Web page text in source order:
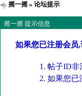
摇一摇» 论坛提示
摇一摇 提示信息
如果您已注册会员
帖子ID非
如果您已